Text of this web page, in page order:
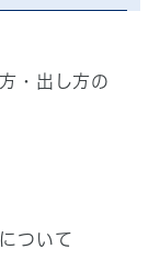
・出し方の
ついて